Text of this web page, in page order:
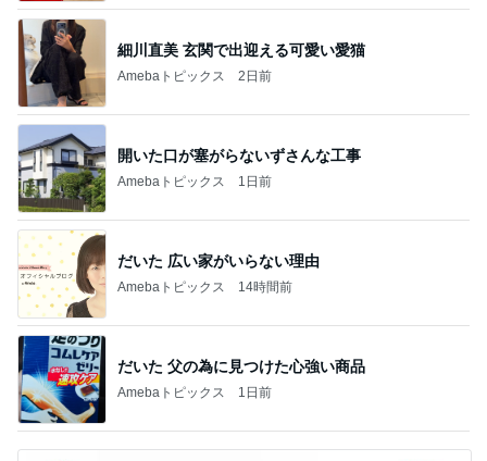
細川直美 玄関で出迎える可愛い愛猫
Amebaトピックス 2日前
開いた口が塞がらないずさんな工事
Amebaトピックス 1日前
だいた 広い家がいらない理由
Amebaトピックス 14時間前
だいた 父の為に見つけた心強い商品
Amebaトピックス 1日前